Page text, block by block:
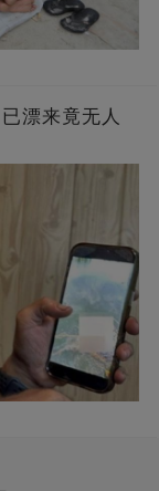
漂来竟无人